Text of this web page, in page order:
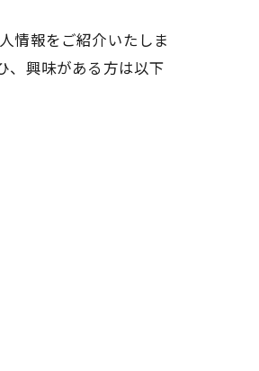
情報をご紹介いたしま
、興味がある方は以下